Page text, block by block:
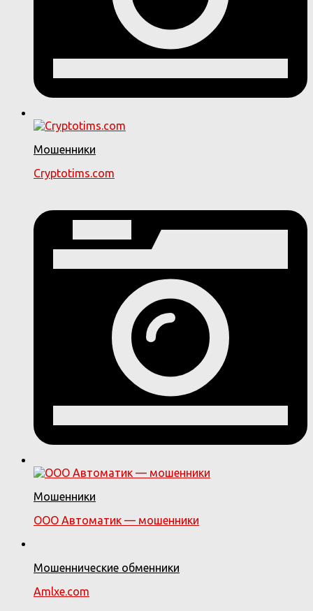
Мошенники
Cryptotims.com
Мошенники
ООО Автоматик — мошенники
Мошеннические обменники
Amlxe.com